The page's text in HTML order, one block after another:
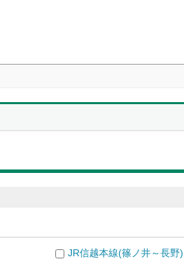
JR信越本線(篠ノ井～長野)